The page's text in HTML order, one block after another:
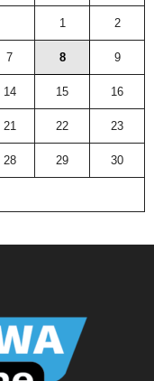
1 2
7 8 9
14 15 16
21 22 23
28 29 30